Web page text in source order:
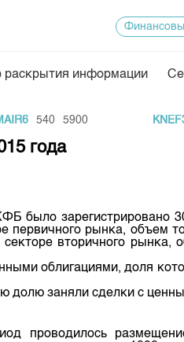
сектор
информации
KG
раскрытия информации
540 5900 KNEF3
года
было
первичного рынка, объем
вторичного рынка,
облигациями, доля
долю заняли сделки с
проводилось